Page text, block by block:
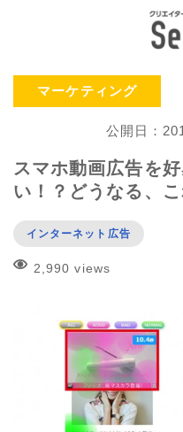
マーケティング
公開日：
スマホ動画広告を
い！？どうなる、
インターネット広告
2,990 views